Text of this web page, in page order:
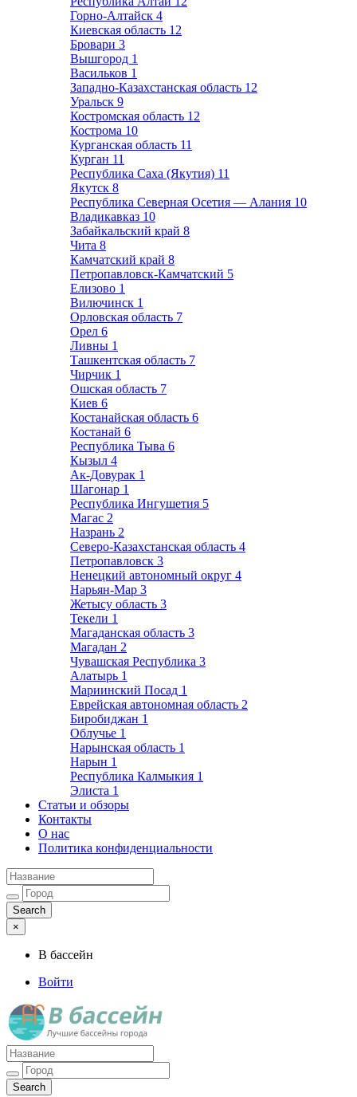
Горно-Алтайск 4
Киевская область 12
Бровари 3
Вышгород 1
Васильков 1
Западно-Казахстанская область 12
Уральск 9
Костромская область 12
Кострома 10
Курганская область 11
Курган 11
Республика Саха (Якутия) 11
Якутск 8
Республика Северная Осетия — Алания 10
Владикавказ 10
Забайкальский край 8
Чита 8
Камчатский край 8
Петропавловск-Камчатский 5
Елизово 1
Вилючинск 1
Орловская область 7
Орел 6
Ливны 1
Ташкентская область 7
Чирчик 1
Ошская область 7
Киев 6
Костанайская область 6
Костанай 6
Республика Тыва 6
Кызыл 4
Ак-Довурак 1
Шагонар 1
Республика Ингушетия 5
Магас 2
Назрань 2
Северо-Казахстанская область 4
Петропавловск 3
Ненецкий автономный округ 4
Нарьян-Мар 3
Жетысу область 3
Текели 1
Магаданская область 3
Магадан 2
Чувашская Республика 3
Алатырь 1
Мариинский Посад 1
Еврейская автономная область 2
Биробиджан 1
Облучье 1
Нарынская область 1
Нарын 1
Республика Калмыкия 1
Элиста 1
Статьи и обзоры
Контакты
О нас
Политика конфиденциальности
×
В бассейн
Войти
Лучшие бассейны города